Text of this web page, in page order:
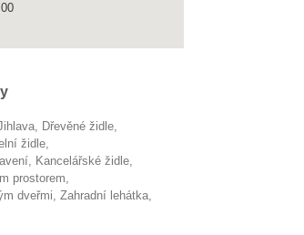
dřevěné židle
židle
kancelářské židle
prostorem
dveřmi
zahradní lehátka